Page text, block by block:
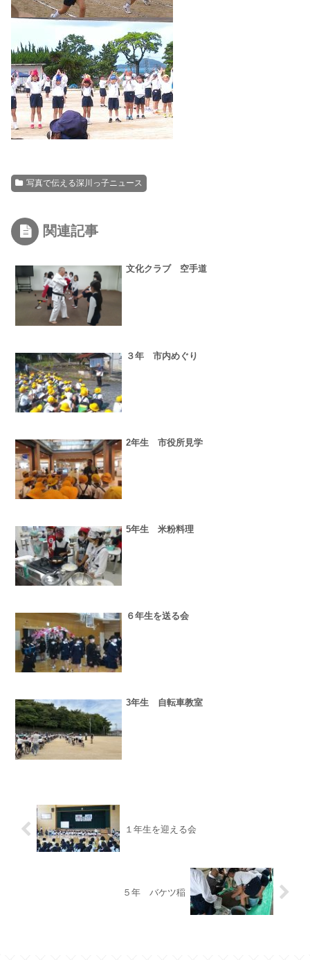
写真で伝える深川っ子ニュース
関連記事
文化クラブ 空手道
３年 市内めぐり
2年生 市役所見学
5年生 米粉料理
６年生を送る会
3年生 自転車教室
１年生を迎える会
５年 バケツ稲